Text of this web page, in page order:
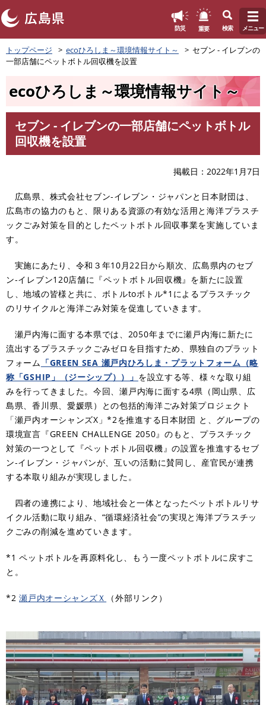
ペ
ー
防災 重要 検索 メニュー
トップページ ecoひろしま～環境情報サイト～
セブン - イレブンの
一部店舗にペットボトル回収機を設置
ecoひろしま～環境情報サイト～
セブン - イレブンの一部店舗にペットボトル
回収機を設置
掲載日 2022年1月7日
広島県、株式会社セブン‐イレブン・ジャパンと日本財団は、
広島市の協力のもと、限りある資源の有効な活用と海洋プラスチ
ックごみ対策を目的としたペットボトル回収事業を実施していま
す。
実施にあたり、令和３年10月22日から順次、広島県内のセブ
ン‐イレブン120店舗に『ペットボトル回収機』を新たに設置
し、地域の皆様と共に、ボトルtoボトル*1によるプラスチック
のリサイクルと海洋ごみ対策を促進していきます。
瀬戸内海に面する本県では、2050年までに瀬戸内海に新たに
流出するプラスチックごみゼロを目指すため、県独自のプラット
フォーム 「GREEN SEA 瀬戸内ひろしま・プラットフォーム（略
称「GSHIP」（ジーシップ））」 を設立する等、様々な取り組
みを行ってきました。 今回、瀬戸内海に面する4県（岡山県、広
島県、香川県、愛媛県）との包括的海洋ごみ対策プロジェクト
「瀬戸内オーシャンズX」*2を推進する日本財団 と、グループの
環境宣言『GREEN CHALLENGE 2050』のもと、プラスチック
対策の一つとして『ペットボトル回収機』の設置を推進するセブ
ン‐イレブン・ジャパンが、互いの活動に賛同し、産官民が連携
する本取り組みが実現しました。
四者の連携により、地域社会と一体となったペットボトルリサ
イクル活動に取り組み、“循環経済社会”の実現と海洋プラスチッ
クごみの削減を進めていきます。
*1 ペットボトルを再原料化し、もう一度ペットボトルに戻すこ
と。
*2瀬戸内オーシャンズＸ （外部リンク）